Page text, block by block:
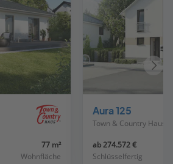
77 m²
Wohnfläche
Aura 125
ab 274.572 €
Schlüsselfertig